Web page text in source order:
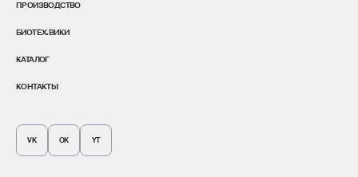
ПРОИЗВОДСТВО
БИОТЕХ.ВИКИ
КАТАЛОГ
КОНТАКТЫ
VK OK YT